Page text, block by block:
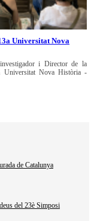
Universitat Nova
i Director de la
Universitat Nova Història -
de Catalunya
del 23è Simposi